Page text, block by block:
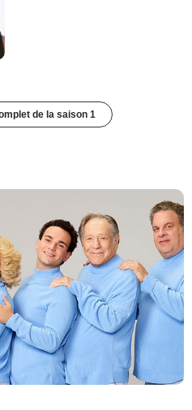
de la saison 1